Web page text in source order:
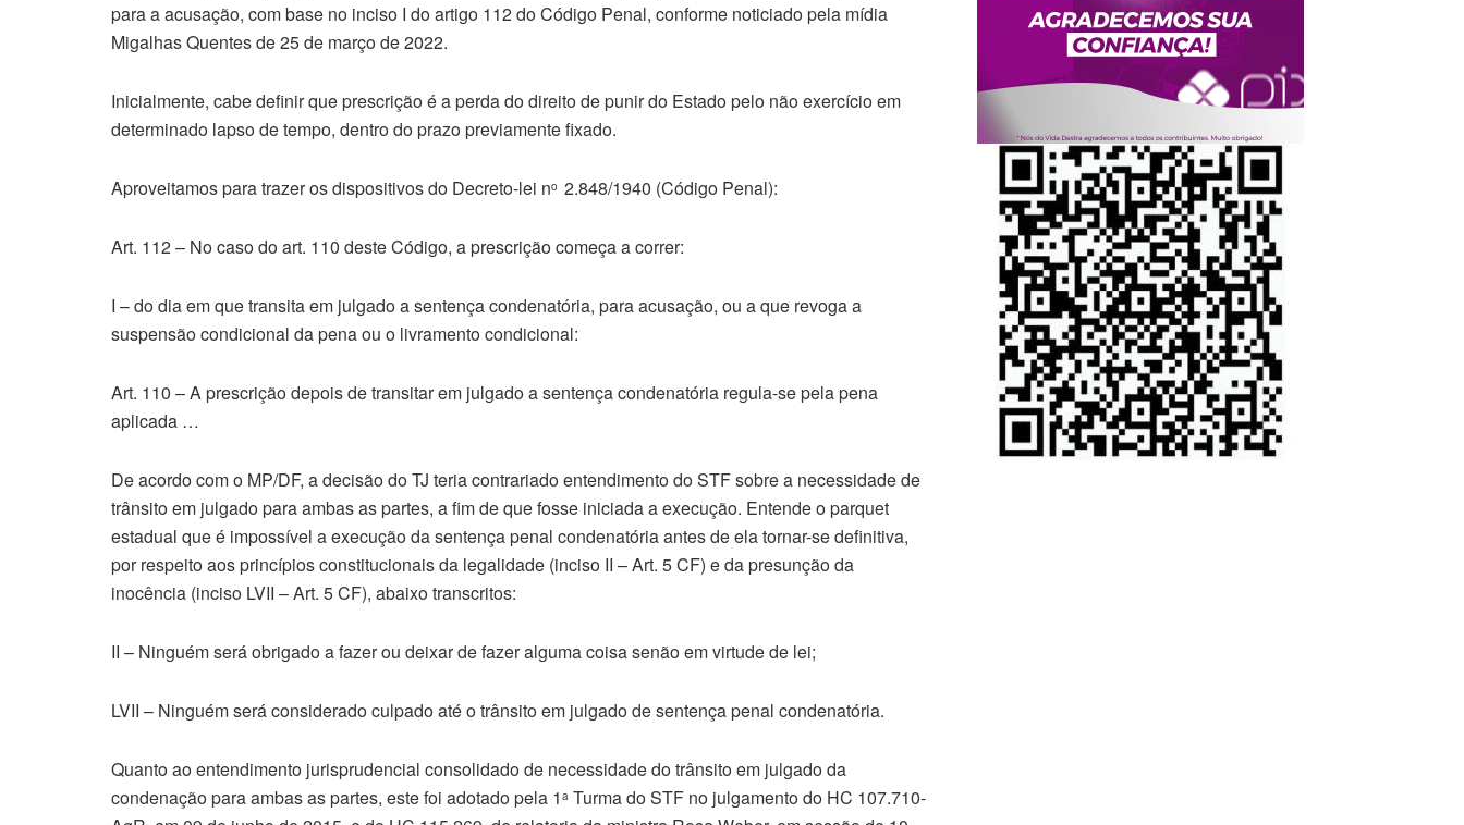
para a acusação, com base no inciso I do artigo 112 do Código Penal, conforme noticiado pela mídia
Migalhas Quentes de 25 de março de 2022.
Inicialmente, cabe definir que prescrição é a perda do direito de punir do Estado pelo não exercício em
determinado lapso de tempo, dentro do prazo previamente fixado.
Aproveitamos para trazer os dispositivos do Decreto-lei no 2.848/1940 (Código Penal):
Art. 112 – No caso do art. 110 deste Código, a prescrição começa a correr:
I – do dia em que transita em julgado a sentença condenatória, para acusação, ou a que revoga a
suspensão condicional da pena ou o livramento condicional:
Art. 110 – A prescrição depois de transitar em julgado a sentença condenatória regula-se pela pena
aplicada …
De acordo com o MP/DF, a decisão do TJ teria contrariado entendimento do STF sobre a necessidade de
trânsito em julgado para ambas as partes, a fim de que fosse iniciada a execução. Entende o parquet
estadual que é impossível a execução da sentença penal condenatória antes de ela tornar-se definitiva,
por respeito aos princípios constitucionais da legalidade (inciso II – Art. 5 CF) e da presunção da
inocência (inciso LVII – Art. 5 CF), abaixo transcritos:
II – Ninguém será obrigado a fazer ou deixar de fazer alguma coisa senão em virtude de lei;
LVII – Ninguém será considerado culpado até o trânsito em julgado de sentença penal condenatória.
Quanto ao entendimento jurisprudencial consolidado de necessidade do trânsito em julgado da
condenação para ambas as partes, este foi adotado pela 1 a Turma do STF no julgamento do HC 107.710-